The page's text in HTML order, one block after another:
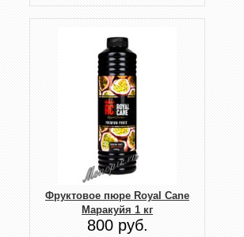
Фруктовое пюре Royal Cane
Маракуйя 1 кг
800 руб.